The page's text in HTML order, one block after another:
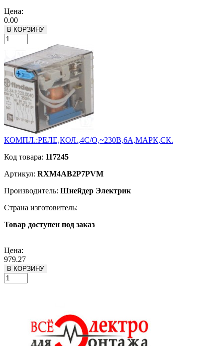
Цена:
0.00
В КОРЗИНУ
КОМПЛ.:РЕЛЕ,КОЛ.,4С/О,~230В,6А,МАРК,СК.
Код товара: 117245
Артикул: RXM4AB2P7PVM
Производитель: Шнейдер Электрик
Страна изготовитель:
Товар доступен под заказ
Цена:
979.27
В КОРЗИНУ